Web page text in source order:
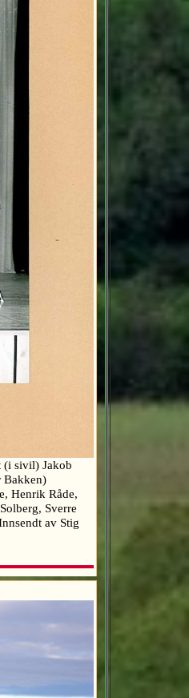
(i sivil) Jakob
Bakken)
Henrik Råde,
Sverre
av Stig